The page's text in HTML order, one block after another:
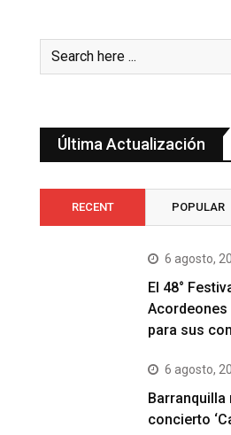
Última Actualización
RECENT POPULAR
6 agosto,
El 48°
para sus
6 agosto,
Barranquilla
concierto